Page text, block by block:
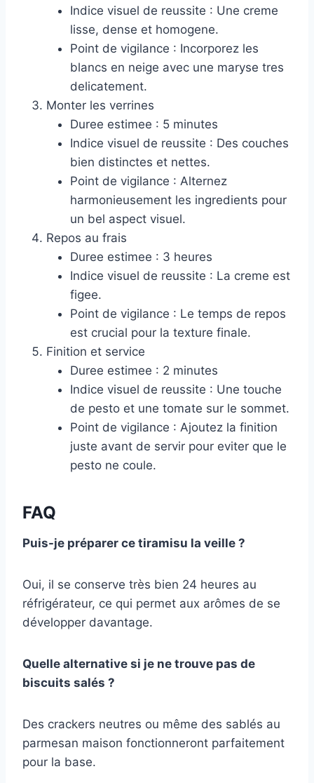
Indice visuel de reussite : Une creme
lisse, dense et homogene.
Point de vigilance : Incorporez les
blancs en neige avec une maryse tres
delicatement.
Monter les verrines
Duree estimee : 5 minutes
Indice visuel de reussite : Des couches
bien distinctes et nettes.
Point de vigilance : Alternez
harmonieusement les ingredients pour
un bel aspect visuel.
Repos au frais
Duree estimee : 3 heures
Indice visuel de reussite : La creme est
figee.
Point de vigilance : Le temps de repos
est crucial pour la texture finale.
Finition et service
Duree estimee : 2 minutes
Indice visuel de reussite : Une touche
de pesto et une tomate sur le sommet.
Point de vigilance : Ajoutez la finition
juste avant de servir pour eviter que le
pesto ne coule.
FAQ
Puis-je préparer ce tiramisu la veille ?
Oui, il se conserve très bien 24 heures au
réfrigérateur, ce qui permet aux arômes de se
développer davantage.
Quelle alternative si je ne trouve pas de
biscuits salés ?
Des crackers neutres ou même des sablés au
parmesan maison fonctionneront parfaitement
pour la base.